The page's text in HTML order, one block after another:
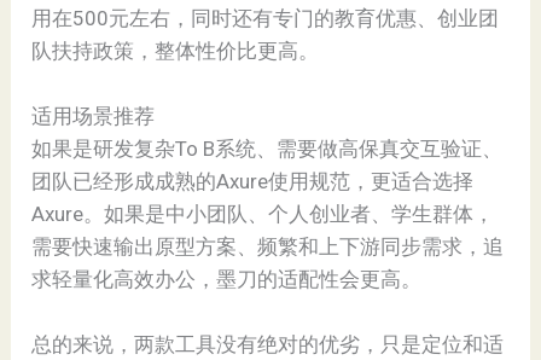
用在500元左右，同时还有专门的教育优惠、创业团
队扶持政策，整体性价比更高。
适用场景推荐
如果是研发复杂To B系统、需要做高保真交互验证、
团队已经形成成熟的Axure使用规范，更适合选择
Axure。如果是中小团队、个人创业者、学生群体，
需要快速输出原型方案、频繁和上下游同步需求，追
求轻量化高效办公，墨刀的适配性会更高。
总的来说，两款工具没有绝对的优劣，只是定位和适